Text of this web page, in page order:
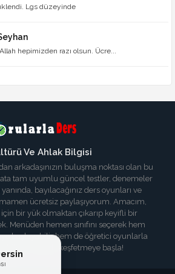
Lgs düzeyinde
hepimizden razı olsun. Ücre...
Ve Ahlak Bilgisi
arkadaşınızın buluşma noktası olan bu
tam uyumlu güncel testler, denemeler
bayılacağınız ders oyunları ve
ücretsiz paylaşıyorum. Amacım,
için bir yük olmaktan çıkarıp keyifli bir
Menüden hemen sınıfını seçerek hem
başlayabilir hem de öğretici oyunlarla
Haydi, keşfetmeye başla!